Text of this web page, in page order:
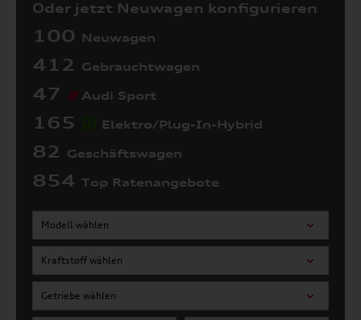
Oder jetzt Neuwagen konfigurieren
100 Neuwagen
412 Gebrauchtwagen
47 Audi Sport
165 Elektro/Plug-In-Hybrid
82 Geschäftswagen
854 Top Ratenangebote
Modell wählen
Kraftstoff wählen
Getriebe wählen